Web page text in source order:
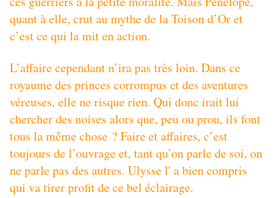
quant à elle, crut au mythe de la Toison d’Or et
c’est ce qui la mit en action.
L’affaire cependant n’ira pas très loin. Dans ce
royaume des princes corrompus et des aventures
véreuses, elle ne risque rien. Qui donc irait lui
chercher des noises alors que, peu ou prou, ils font
tous la même chose ? Faire et affaires, c’est
toujours de l’ouvrage et, tant qu’on parle de soi, on
ne parle pas des autres. Ulysse l' a bien compris
qui va tirer profit de ce bel éclairage.